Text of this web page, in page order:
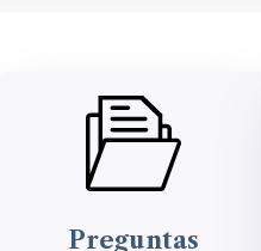
Preguntas